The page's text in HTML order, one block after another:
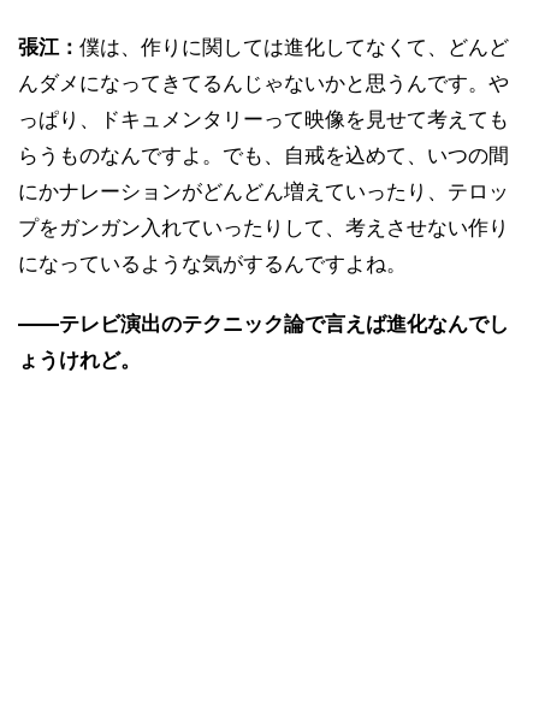
張江： 僕は、作りに関しては進化してなくて、どんど
んダメになってきてるんじゃないかと思うんです。や
っぱり、ドキュメンタリーって映像を見せて考えても
らうものなんですよ。でも、自戒を込めて、いつの間
にかナレーションがどんどん増えていったり、テロッ
プをガンガン入れていったりして、考えさせない作り
になっているような気がするんですよね。
――テレビ演出のテクニック論で言えば進化なんでし
ょうけれど。